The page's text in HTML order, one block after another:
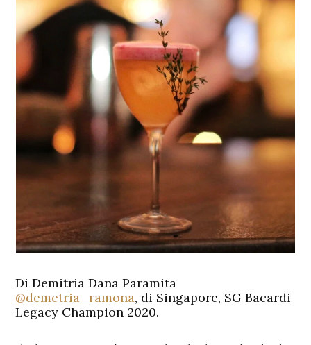
Di Demitria Dana Paramita
@demetria_ramona, di Singapore, SG Bacardi
Legacy Champion 2020.